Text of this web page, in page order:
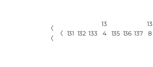
〈
〈
〈 131 132 133
13
4
135 136 137
13
8